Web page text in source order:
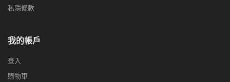
私隱條款
我的帳戶
登入
購物車